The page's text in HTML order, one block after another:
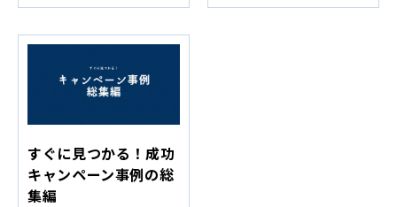
すぐに見つかる！成功
キャンペーン事例の総
集編